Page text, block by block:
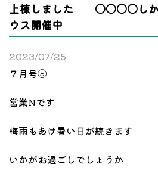
上棟しました 〇〇〇〇し
ウス開催中
2023/07/25
７月号⑤
営業Nです
梅雨もあけ暑い日が続きます
いかがお過ごしでしょうか